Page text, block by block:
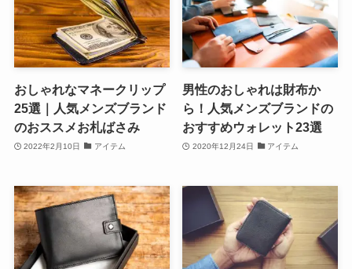
おしゃれなマネークリップ
25選｜人気メンズブランド
のおススメお札ばさみ
2022年2月10日 アイテム
男性のおしゃれは財布か
ら！人気メンズブランドの
おすすめウォレット23選
2020年12月24日 アイテム